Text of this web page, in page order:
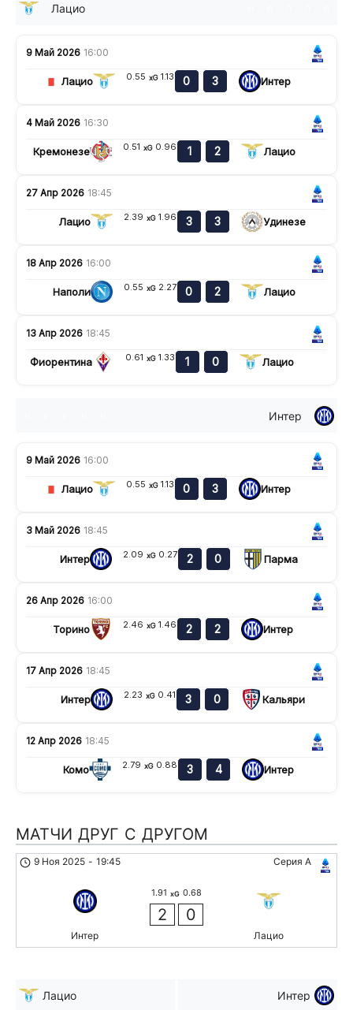
Лацио
9 Май 2026 16:00
Лацио 0.55 xG 1.13 0 3 Интер
4 Май 2026 16:30
Кремонезе 0.51 xG 0.96 1 2 Лацио
27 Апр 2026 18:45
Лацио 2.39 xG 1.96 3 3 Удинезе
18 Апр 2026 16:00
Наполи 0.55 xG 2.27 0 2 Лацио
13 Апр 2026 18:45
Фиорентина 0.61 xG 1.33 1 0 Лацио
Интер
9 Май 2026 16:00
Лацио 0.55 xG 1.13 0 3 Интер
3 Май 2026 18:45
Интер 2.09 xG 0.27 2 0 Парма
26 Апр 2026 16:00
Торино 2.46 xG 1.46 2 2 Интер
17 Апр 2026 18:45
Интер 2.23 xG 0.41 3 0 Кальяри
12 Апр 2026 18:45
Комо 2.79 xG 0.88 3 4 Интер
МАТЧИ ДРУГ С ДРУГОМ
Серия А
9 Ноя 2025 - 19:45
Интер
1.91 xG 0.68
2 0
Лацио
Лацио Интер